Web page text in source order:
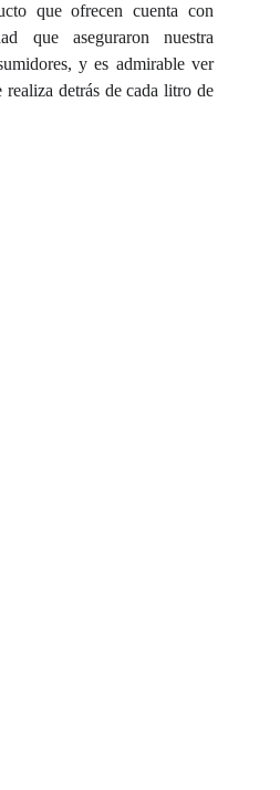
que ofrecen cuenta con
que aseguraron nuestra
y es admirable ver
realiza detrás de cada litro de